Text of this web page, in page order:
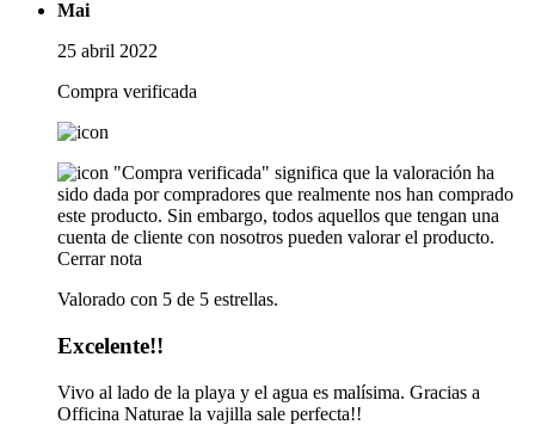
Mai
25 abril 2022
Compra verificada
"Compra verificada" significa que la valoración ha
sido dada por compradores que realmente nos han comprado
este producto. Sin embargo, todos aquellos que tengan una
cuenta de cliente con nosotros pueden valorar el producto.
Cerrar nota
Valorado con 5 de 5 estrellas.
Excelente!!
Vivo al lado de la playa y el agua es malísima. Gracias a
Officina Naturae la vajilla sale perfecta!!